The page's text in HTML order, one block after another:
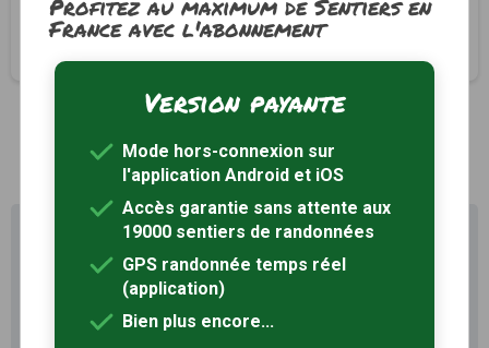
Bierville, Seine-Maritime (76)
1
Profitez au maximum de
Sentiers en France avec rando
Le compteRando
permet de profiter de tout le
Profitez au maximum de Sentiers en
France avec l'abonnement
Version payante
Mode hors-connexion sur
l'application Android et iOS
Accès garantie sans attente aux
19000 sentiers de randonnées
GPS randonnée temps réel
(application)
Bien plus encore...